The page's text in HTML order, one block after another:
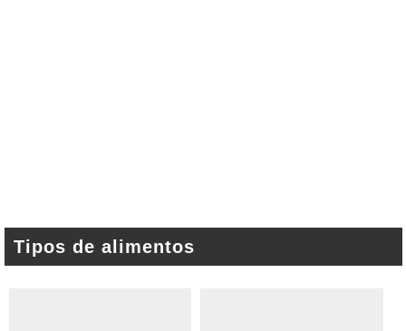
Tipos de alimentos